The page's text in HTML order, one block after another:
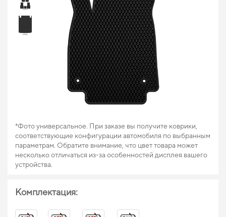
*Фото универсальное. При заказе вы получите коврики,
соответствующие конфигурации автомобиля по выбранным
параметрам. Обратите внимание, что цвет товара может
несколько отличаться из-за особенностей дисплея вашего
устройства.
Комплектация: